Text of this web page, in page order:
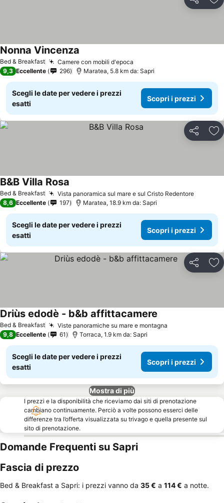
Condividi
Bed & Breakfast Camere con mobili d'epoca
Nonna Vincenza
9,3 Eccellente 296 Maratea, 5.8 km da: Sapri
Scegli le date per vedere i prezzi
esatti
Scopri i prezzi
Condividi
Bed & Breakfast Vista panoramica sul mare e sul Cristo RedentoreScopri
B&B Villa Rosa
8,6 Eccellente 197 Maratea, 18.9 km da: Sapri
Scegli le date per vedere i prezzi
esatti
Scopri i prezzi
Condividi
Bed & Breakfast Viste panoramiche su mare e montagna
Driùs edodè - b&b affittacamere
9,8 Eccellente 61 Torraca, 1.9 km da: Sapri
Scegli le date per vedere i prezzi
esatti
Scopri i prezzi
Mostra di più
I prezzi e la disponibilità che riceviamo dai siti di prenotazione
cambiano continuamente. Perciò a volte possono esserci delle
differenze tra l’offerta visualizzata su trivago e quella presente sul
sito di prenotazione.
Domande Frequenti su Sapri
Fascia di prezzo
Bed & Breakfast a Sapri: i prezzi vanno da ‎35 € a ‎114 € a notte.